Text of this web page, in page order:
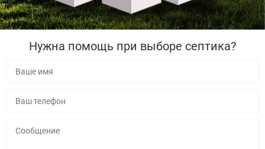
Нужна помощь при выборе септика?